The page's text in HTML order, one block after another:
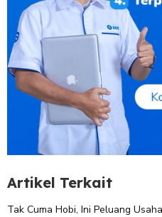
Artikel Terkait
Tak Cuma Hobi, Ini Peluang